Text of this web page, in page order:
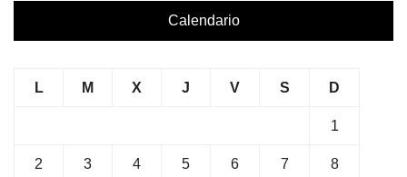
Calendario
L M X J V S D
1
2 3 4 5 6 7 8